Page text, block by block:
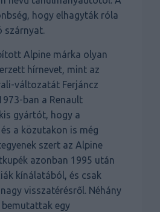
hogy elhagyták róla
szárnyat.
Alpine márka olyan
hírnevet, mint az
változatát Ferjáncz
ban a Renault
gyártót, hogy a
a közutakon is még
szert az Alpine
azonban 1995 után
kínálatából, és csak
visszatérésről. Néhány
egy